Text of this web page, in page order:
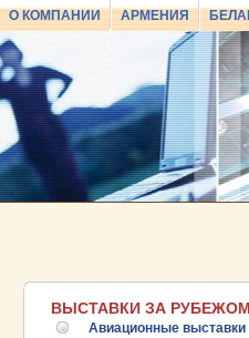
О КОМПАНИИ АРМЕНИЯ
ВЫСТАВКИ ЗА РУБЕЖОМ
Авиационные выставки